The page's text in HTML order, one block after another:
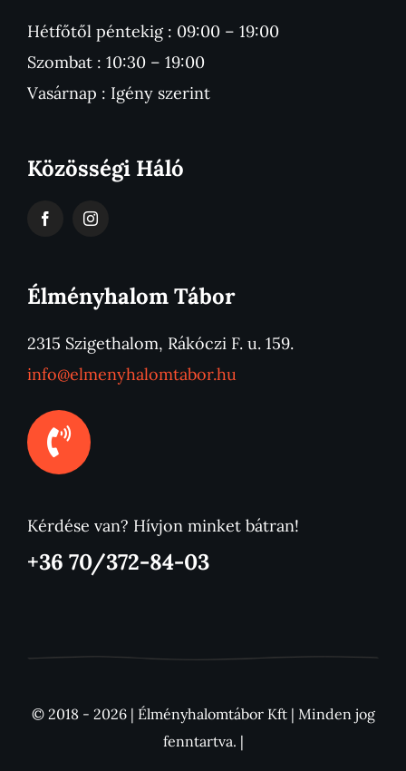
Hétfőtől péntekig : 09:00 – 19:00
Szombat : 10:30 – 19:00
Vasárnap : Igény szerint
Közösségi Háló
Élményhalom Tábor
2315 Szigethalom, Rákóczi F. u. 159.
info@elmenyhalomtabor.hu
Kérdése van? Hívjon minket bátran!
+36 70/372-84-03
© 2018 - 2026 | Élményhalomtábor Kft | Minden jog
fenntartva. |